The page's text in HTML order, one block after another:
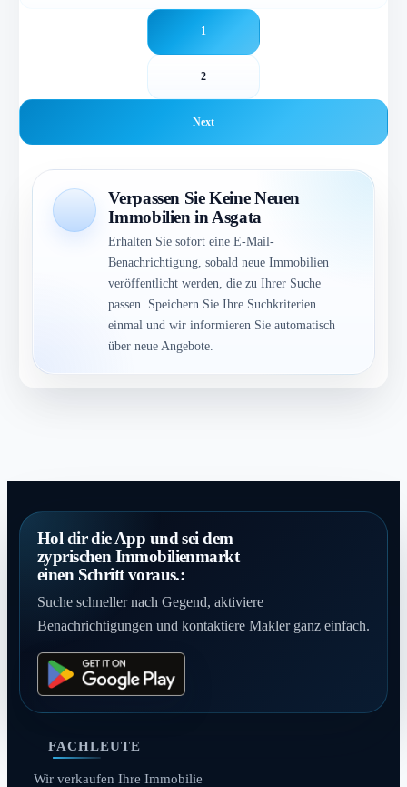
1
2
Next
Verpassen Sie Keine Neuen
Immobilien in Asgata
Erhalten Sie sofort eine E-Mail-
Benachrichtigung, sobald neue Immobilien
veröffentlicht werden, die zu Ihrer Suche
passen. Speichern Sie Ihre Suchkriterien
einmal und wir informieren Sie automatisch
über neue Angebote.
Hol dir die App und sei dem
zyprischen Immobilienmarkt
einen Schritt voraus.:
Suche schneller nach Gegend, aktiviere
Benachrichtigungen und kontaktiere Makler ganz einfach.
FACHLEUTE
Wir verkaufen Ihre Immobilie